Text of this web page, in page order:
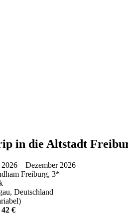
in die Altstadt
– Dezember 2026
Freiburg, 3*
Deutschland
€